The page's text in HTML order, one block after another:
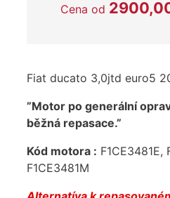
Cena od
Fiat ducato 3,0jtd euro5
”Motor po generální
běžná repasace.”
Kód motora : F1CE3481E,
F1CE3481M